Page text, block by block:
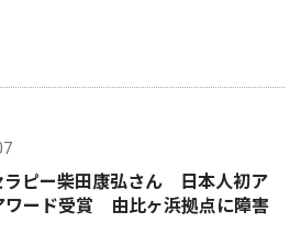
ラピー柴田康弘さん 日本人初ア
ワード受賞 由比ヶ浜拠点に障害